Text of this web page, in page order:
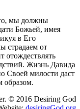
мы должны
Божьей, имея
в Его
страдаем от
отождествлять
Жизнь Давида
Своей милости даст
образом.
© 2016 Desiring God